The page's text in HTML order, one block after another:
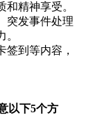
精神享受。
突发事件处理
到等内容，
以下5个方